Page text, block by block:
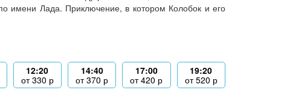
имени Лада. Приключение, в котором Колобок и его
12:20
от330 р
14:40
от370 р
17:00
от420 р
19:20
от520 р